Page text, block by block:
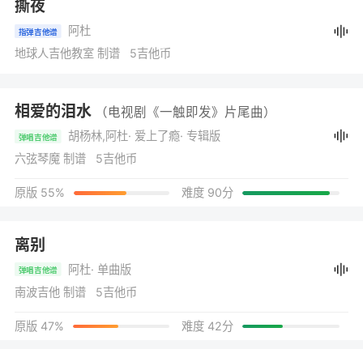
撕夜
指弹吉他谱
阿杜
地球人吉他教室 制谱 5吉他币
相爱的泪水 （电视剧《一触即发》片尾曲）
弹唱吉他谱 胡杨林,阿杜· 爱上了瘾· 专辑版
六弦琴魔 制谱 5吉他币
原版 55% 难度 90分
离别
弹唱吉他谱 阿杜· 单曲版
南波吉他 制谱 5吉他币
原版 47% 难度 42分